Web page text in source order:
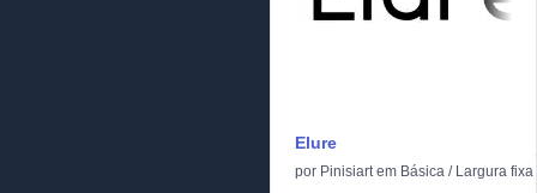
Elure
por Pinisiartem Básica / Largura fixa